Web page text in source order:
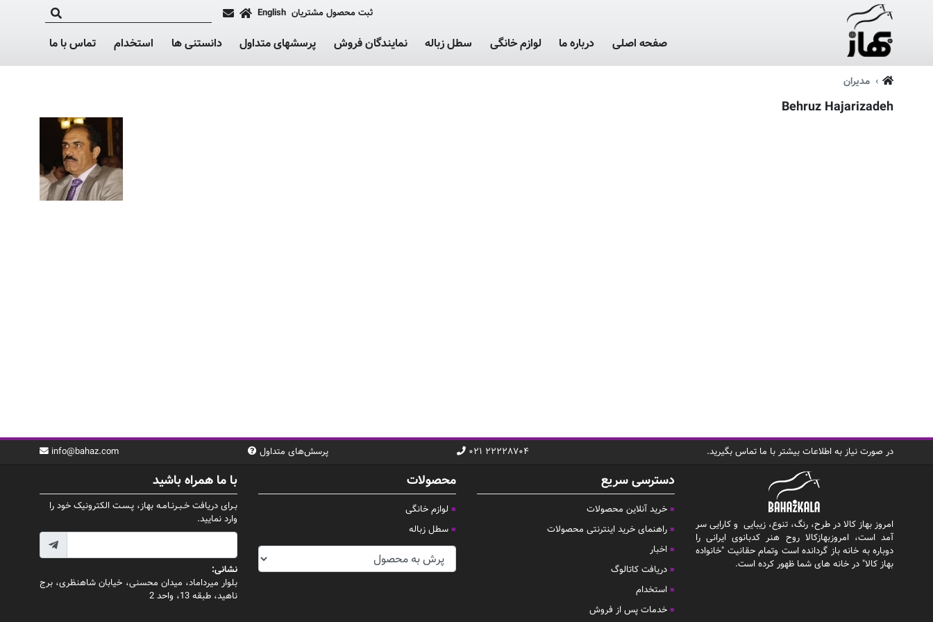
ثبت محصول مشتریان English
صفحه اصلی درباره ما لوازم خانگی سطل زباله نمایندگان فروش پرسشهای متداول دانستنی ها استخدام تماس با ما
مدیران
Behruz Hajarizadeh
در صورت نیاز به اطلاعات بیشتر با ما تماس بگیرید. info@bahaz.com پرسش‌های متداول ۰۲۱ ۲۲۲۲۸۷۰۴
امروز بهاز کالا در طرح، رنگ، تنوع، زیبایی و کارایی سر
آمد است، امروزبهازکالا روح هنر کدبانوی ایرانی را
دوباره به خانه باز گردانده است وتمام حقانیت "خانواده
بهاز کالا" در خانه های شما ظهور کرده است.
دسترسی سریع
خرید آنلاین محصولات
راهنمای خرید اینترنتی محصولات
اخبار
دریافت کاتالوگ
استخدام
خدمات پس از فروش
محصولات
لوازم خانگی
سطل زباله
با ما همراه باشید
بـرای دریافت خـبـرنـامـه بهاز، پـسـت الکترونیک خود را
وارد نمایید.
نشانی:
بلوار میرداماد، میدان محسنی، خیابان شاهنظری، برج
ناهید، طبقه 13، واحد 2